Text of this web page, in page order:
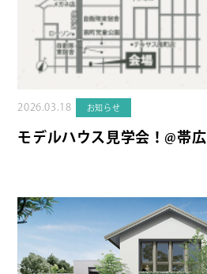
2026.03.18 お知らせ
モデルハウス見学会！@帯広